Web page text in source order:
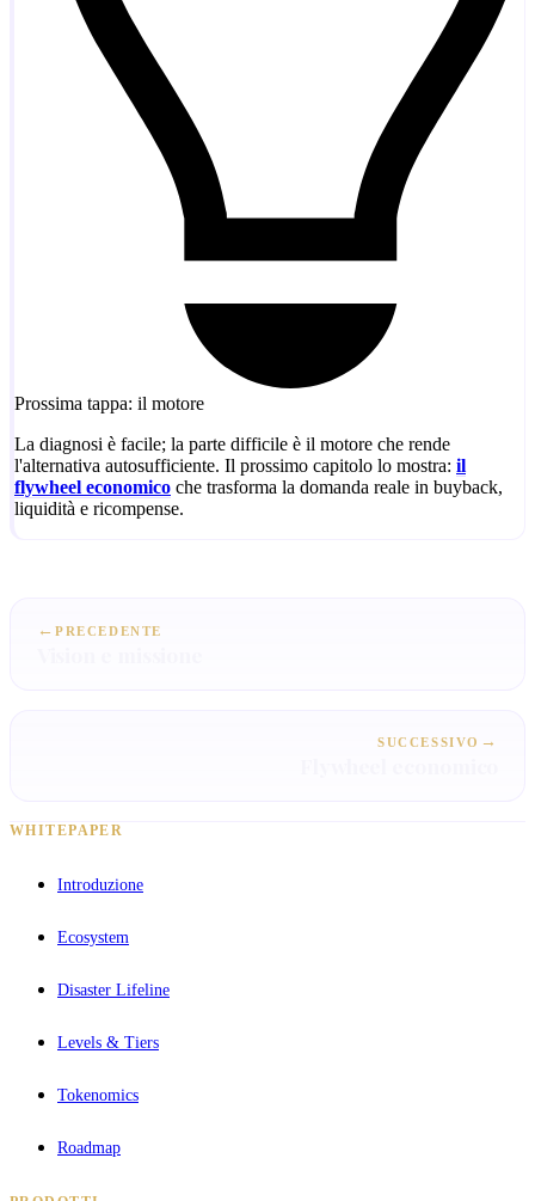
Prossima tappa: il motore
La diagnosi è facile; la parte difficile è il motore che rende
l'alternativa autosufficiente. Il prossimo capitolo lo mostra: il
flywheel economico che trasforma la domanda reale in buyback,
liquidità e ricompense.
←PRECEDENTE
SUCCESSIVO →
WHITEPAPER
Introduzione
Ecosystem
Disaster Lifeline
Levels & Tiers
Tokenomics
Roadmap